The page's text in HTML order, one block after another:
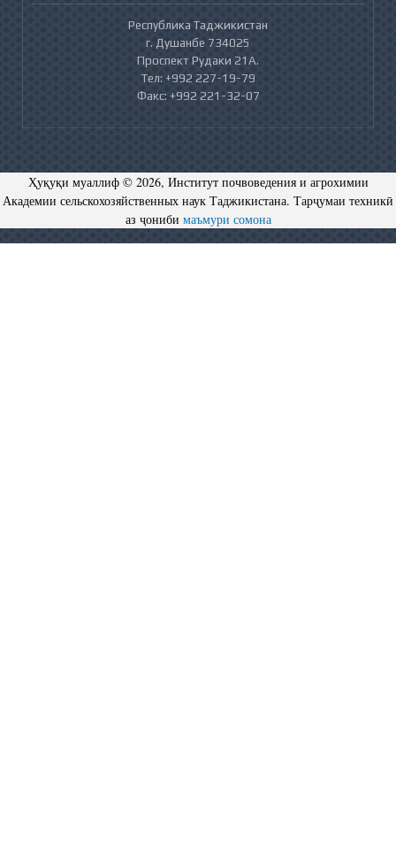
Республика Таджикистан
г. Душанбе 734025
Проспект Рудаки 21А.
Тел: +992 227-19-79
Факс: +992 221-32-07
Ҳуқуқи муаллиф © 2026, Институт почвоведения и агрохимии
Академии сельскохозяйственных наук Таджикистана. Тарҷумаи техникӣ
аз ҷониби маъмури сомона